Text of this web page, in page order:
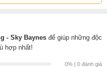
thành nội tâm. Thông qua
bỏ so sánh và nuôi
sáng trong nghịch cảnh, trân
một cuộc sống bình an, ý
- Sky Baynes để giúp những độc
hợp nhất!
0% | 0 đánh giá